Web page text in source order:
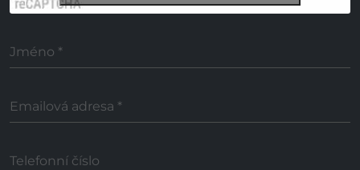
Jméno *
Emailová adresa *
Telefonní číslo